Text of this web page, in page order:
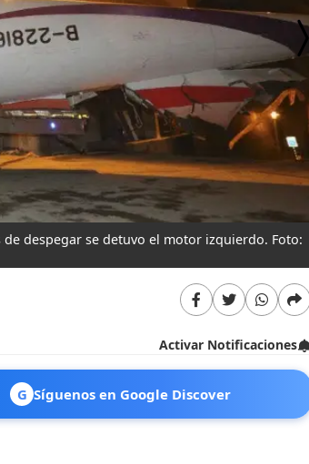
de despegar se detuvo el motor izquierdo. Foto:
Activar Notificaciones
G Síguenos en Google Discover